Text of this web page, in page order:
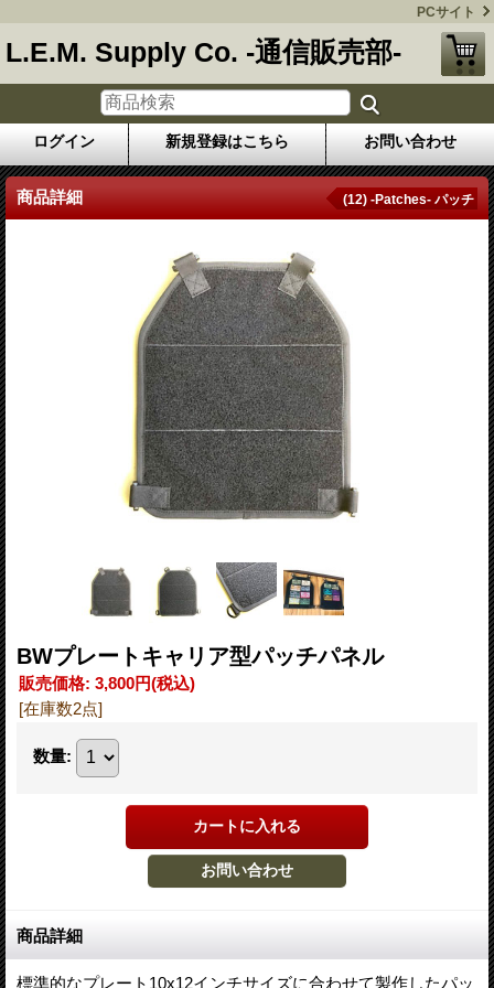
PCサイト
L.E.M. Supply Co. -通信販売部-
ログイン 新規登録はこちら お問い合わせ
商品詳細 (12) -Patches- パッチ
BWプレートキャリア型パッチパネル
販売価格: 3,800円(税込)
[在庫数2点]
数量:
商品詳細
標準的なプレート10x12インチサイズに合わせて製作したパッ